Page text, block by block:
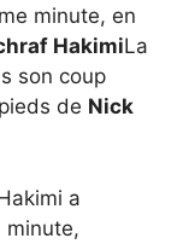
minute, en
HakimiLa
son coup
de Nick
a
minute,